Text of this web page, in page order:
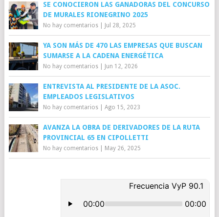
SE CONOCIERON LAS GANADORAS DEL CONCURSO
DE MURALES RIONEGRINO 2025
No hay comentarios| Jul 28, 2025
YA SON MÁS DE 470 LAS EMPRESAS QUE BUSCAN
SUMARSE A LA CADENA ENERGÉTICA
No hay comentarios| Jun 12, 2026
ENTREVISTA AL PRESIDENTE DE LA ASOC.
EMPLEADOS LEGISLATIVOS
No hay comentarios| Ago 15, 2023
AVANZA LA OBRA DE DERIVADORES DE LA RUTA
PROVINCIAL 65 EN CIPOLLETTI
No hay comentarios| May 26, 2025